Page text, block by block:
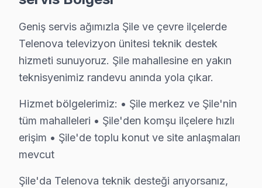
S: Şile'de WiFi/Ethernet bağlanmıyor sorunu ne tür?
C: Smart televizyon paneli'lerde ağ modülü arızası,
S: Şile'de hangi arızalarda tamir yapılır, hangilerde
C: Panel piksel arızası, dallanma, tam kararma
S: Şile'de Telenova televizyon'lerde en sık
C: Şile servisimizde Telenova yazılım güncelleme
S: Şile'de Telenova 4K modeli modelinde hangi
C: Şile'de Telenova 4K modeli modelinde yazılım
S: Şile'de Telenova televizyon ünitesi Smart arayüzü
C: Şile servisimize başvurmadan önce şunları
Geniş servis ağımızla Şile ve çevre ilçelerde
Telenova televizyon ünitesi teknik destek
hizmeti sunuyoruz. Şile mahallesine en yakın
teknisyenimiz randevu anında yola çıkar.
Hizmet bölgelerimiz: • Şile merkez ve Şile'nin
tüm mahalleleri • Şile'den komşu ilçelere hızlı
erişim • Şile'de toplu konut ve site anlaşmaları
mevcut
Şile'da Telenova teknik desteği arıyorsanız,